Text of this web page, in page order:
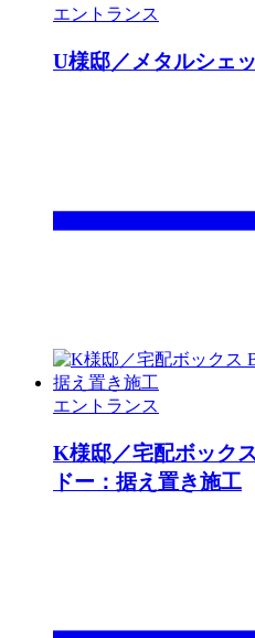
エントランス
U様邸／メタルシェ
エントランス
K様邸／宅配ボック
ドー：据え置き施工